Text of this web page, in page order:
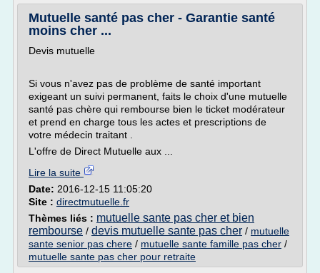
Mutuelle santé pas cher - Garantie santé
moins cher ...
Devis mutuelle
Si vous n'avez pas de problème de santé important
exigeant un suivi permanent, faits le choix d'une mutuelle
santé pas chère qui rembourse bien le ticket modérateur
et prend en charge tous les actes et prescriptions de
votre médecin traitant .
L'offre de Direct Mutuelle aux ...
Lire la suite
Date: 2016-12-15 11:05:20
Site : directmutuelle.fr
Thèmes liés : mutuelle sante pas cher et bien
rembourse / devis mutuelle sante pas cher / mutuelle
sante senior pas chere / mutuelle sante famille pas cher /
mutuelle sante pas cher pour retraite